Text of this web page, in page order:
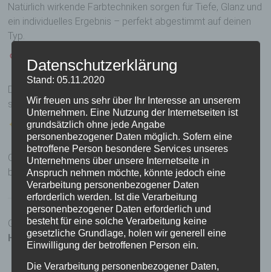
Natürlich wirkende Farbtechniken sorgen für Tiefe, Glanz und
ein individuelles Ergebnis – perfekt abgestimmt auf deinen
Typ.
Curtain Bangs & moderne Ponys
Der Pony bleibt im Trend – aber weich, fransig und vielseitig
stylbar.
Sleek Looks & Glossy Hair
Glattes, glänzendes Haar mit gesundem Finish statt
beschwerter Stylings.
Gesunde Haare mit hochwertigen Produkten von
Hair Cosmetics– Produktenwww.erayba.com
Datenschutzerklärung
Stand: 05.11.2020
Wir freuen uns sehr über Ihr Interesse an unserem
Unternehmen. Eine Nutzung der Internetseiten ist
grundsätzlich ohne jede Angabe
personenbezogener Daten möglich. Sofern eine
betroffene Person besondere Services unseres
Unternehmens über unsere Internetseite in
Anspruch nehmen möchte, könnte jedoch eine
Verarbeitung personenbezogener Daten
erforderlich werden. Ist die Verarbeitung
personenbezogener Daten erforderlich und
besteht für eine solche Verarbeitung keine
gesetzliche Grundlage, holen wir generell eine
Einwilligung der betroffenen Person ein.
Die Verarbeitung personenbezogener Daten,